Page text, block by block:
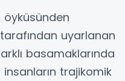
öyküsünden
uyarlanan
basamaklarında
trajikomik